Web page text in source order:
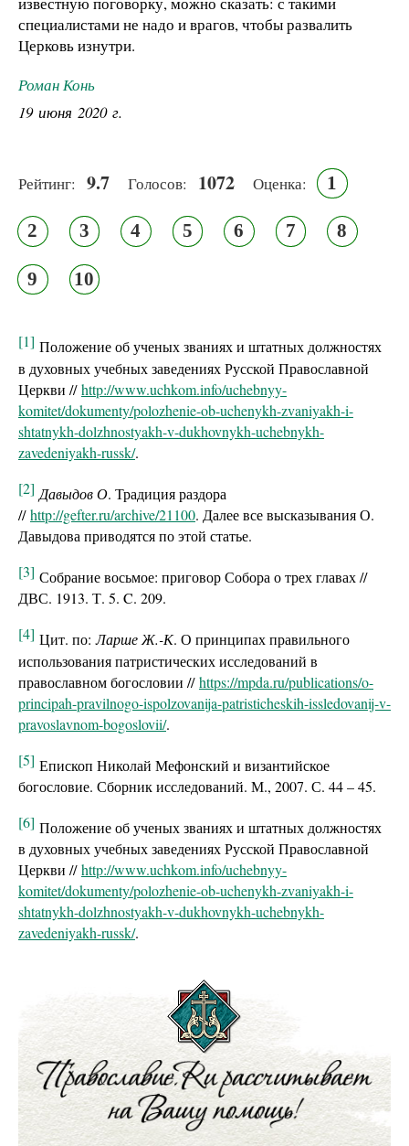
специалистами не надо и врагов, чтобы развалить
Церковь изнутри.
Роман Конь
19 июня 2020 г.
Рейтинг: 9.7 Голосов: 1072 Оценка: 1
2 3 4 5 6 7 8
9 10
[1] Положение об ученых званиях и штатных должностях
в духовных учебных заведениях Русской Православной
Церкви //http://www.uchkom.info/uchebnyy-
komitet/dokumenty/polozhenie-ob-uchenykh-zvaniyakh-i-
shtatnykh-dolzhnostyakh-v-dukhovnykh-uchebnykh-
zavedeniyakh-russk/.
[2] Давыдов О. Традиция раздора
//http://gefter.ru/archive/21100. Далее все высказывания О.
Давыдова приводятся по этой статье.
[3] Собрание восьмое: приговор Собора о трех главах //
ДВС. 1913. Т. 5. C. 209.
[4] Цит. по:Ларше Ж.-К. О принципах правильного
использования патристических исследований в
православном богословии //https://mpda.ru/publications/o-
principah-pravilnogo-ispolzovanija-patristicheskih-issledovanij-v-
pravoslavnom-bogoslovii/.
[5] Епископ Николай Мефонский и византийское
богословие. Сборник исследований. М., 2007. С. 44 – 45.
[6] Положение об ученых званиях и штатных должностях
в духовных учебных заведениях Русской Православной
Церкви //http://www.uchkom.info/uchebnyy-
komitet/dokumenty/polozhenie-ob-uchenykh-zvaniyakh-i-
shtatnykh-dolzhnostyakh-v-dukhovnykh-uchebnykh-
zavedeniyakh-russk/.